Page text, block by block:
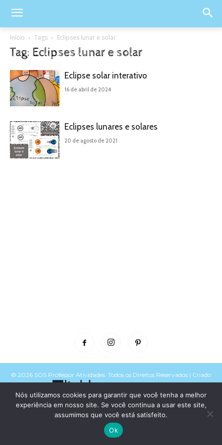
Início Tags Eclipses lunar e solar
Tag: Eclipses lunar e solar
Eclipse solar interativo
16 de abril de 2024
Eclipses lunares e solares
20 de agosto de 2021
© 2026 SOS Professor Atividades. Todos os Direitos Reservados | Criado
e mantido por Política de Privacidade
Termos de Uso
Voltar para o topo do site
Nós utilizamos cookies para garantir que você tenha a melhor
experiência em nosso site. Se você continua a usar este site,
assumimos que você está satisfeito.
Ok